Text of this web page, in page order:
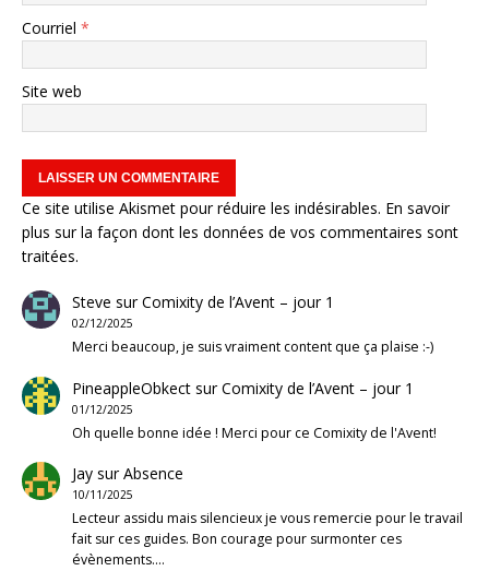
Courriel *
Site web
Ce site utilise Akismet pour réduire les indésirables. En savoir
plus sur la façon dont les données de vos commentaires sont
traitées.
Steve surComixity de l’Avent – jour 1
02/12/2025
Merci beaucoup, je suis vraiment content que ça plaise :-)
PineappleObkectsurComixity de l’Avent – jour 1
01/12/2025
Oh quelle bonne idée ! Merci pour ce Comixity de l'Avent!
JaysurAbsence
10/11/2025
Lecteur assidu mais silencieux je vous remercie pour le travail
fait sur ces guides. Bon courage pour surmonter ces
évènements.…